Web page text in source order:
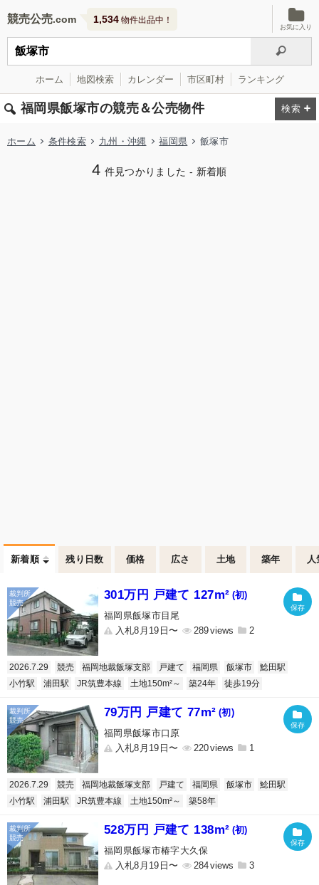
競売公売 1,534 物件出品中！
お気に入り
ホーム 地図検索 カレンダー 市区町村 ランキング
福岡県飯塚市の競売＆公売物件
ホーム 条件検索 九州・沖縄 福岡県 飯塚市
4 件見つかりました - 新着順
新着順 残り日数 価格 広さ 土地 築年 人
301万円 戸建て 127m² (初)
福岡県飯塚市目尾
入札8月19日〜
289 2
2026.7.29 競売 福岡地裁飯塚支部 戸建て 福岡県 飯塚市
鯰田駅
小竹駅
浦田駅 JR筑豊本線 土地150m²～ 築24年 徒歩19分
79万円 戸建て 77m² (初)
福岡県飯塚市口原
入札8月19日〜
220 1
2026.7.29 競売 福岡地裁飯塚支部 戸建て 福岡県 飯塚市
鯰田駅
小竹駅
浦田駅 JR筑豊本線 土地150m²～ 築58年
528万円 戸建て 138m² (初)
福岡県飯塚市椿字大久保
入札8月19日〜
284 3